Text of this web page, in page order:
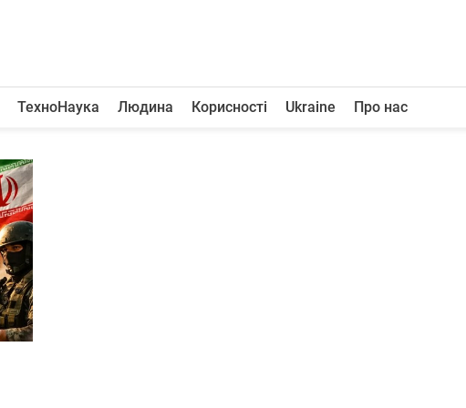
ТехноНаука Людина Корисності Ukraine Про нас